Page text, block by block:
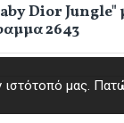
Dior Jungle"
2643
μας.